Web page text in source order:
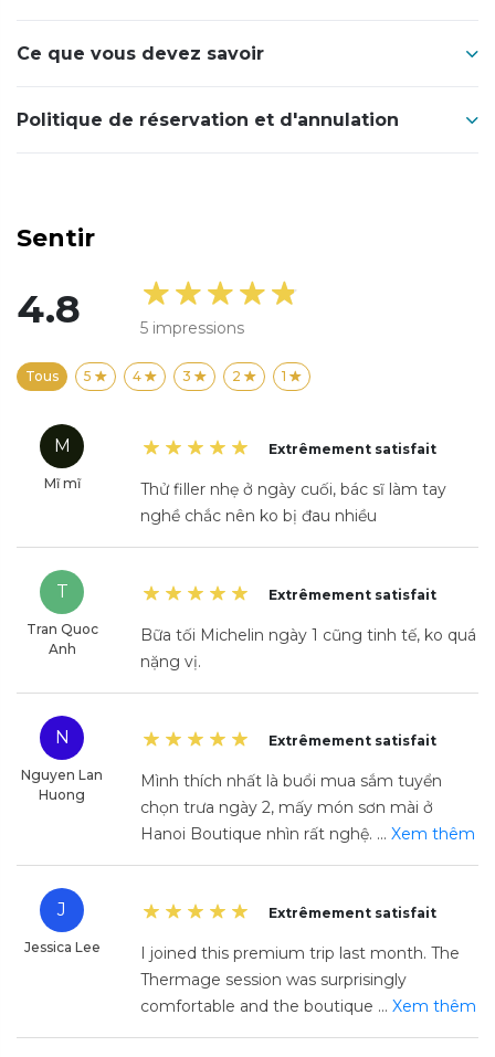
Ce que vous devez savoir
Politique de réservation et d'annulation
Sentir
4.8 5 impressions
Tous 5 4 3 2 1
M
Mĩ mĩ
Extrêmement satisfait
Thử filler nhẹ ở ngày cuối, bác sĩ làm tay
nghề chắc nên ko bị đau nhiều
T
Tran Quoc
Anh
Extrêmement satisfait
Bữa tối Michelin ngày 1 cũng tinh tế, ko quá
nặng vị.
N
Nguyen Lan
Huong
Extrêmement satisfait
Mình thích nhất là buổi mua sắm tuyển
chọn trưa ngày 2, mấy món sơn mài ở
Hanoi Boutique nhìn rất nghệ. ... Xem thêm
J
Jessica Lee
Extrêmement satisfait
I joined this premium trip last month. The
Thermage session was surprisingly
comfortable and the boutique ... Xem thêm